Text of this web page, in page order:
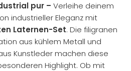
pur – Verleihe deinem
industrieller Eleganz mit
Laternen-Set. Die filigranen
aus kühlem Metall und
Kunstleder machen diese
Highlight. Ob mit